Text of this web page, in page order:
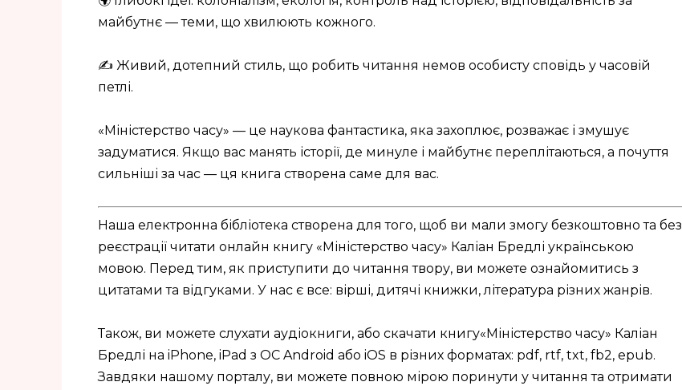
майбутнє — теми, що хвилюють кожного.
✍️ Живий, дотепний стиль, що робить читання немов особисту сповідь у часовій
петлі.
«Міністерство часу» — це наукова фантастика, яка захоплює, розважає і змушує
задуматися. Якщо вас манять історії, де минуле і майбутнє переплітаються, а почуття
сильніші за час — ця книга створена саме для вас.
Наша електронна бібліотека створена для того, щоб ви мали змогу безкоштовно та без
реєстрації читати онлайн книгу «Міністерство часу» Каліан Бредлі українською
мовою. Перед тим, як приступити до читання твору, ви можете ознайомитись з
цитатами та відгуками. У нас є все: вірші, дитячі книжки, література різних жанрів.
Також, ви можете слухати аудіокниги, або скачати книгу«Міністерство часу» Каліан
Бредлі на iPhone, iPad з ОС Android або iOS в різних форматах: pdf, rtf, txt, fb2, epub.
Завдяки нашому порталу, ви можете повною мірою поринути у читання та отримати